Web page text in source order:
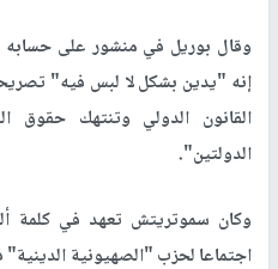
وقال بوريل في منشور على حسابه
إنه "يدين بشكل لا لبس فيه"
القانون الدولي وتنتهك حقوق
الدولتين".
وكان سموتريتش تعهد في كلمة
اجتماعا لحزب "الصهيونية الدينية"